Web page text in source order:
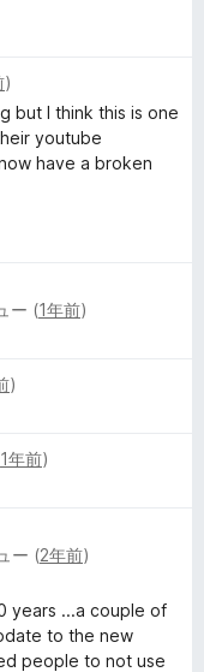
)
but I think this is one
youtube
have a broken
ー (1年前)
)
1年前)
ー (2年前)
years ...a couple of
to the new
people to not use